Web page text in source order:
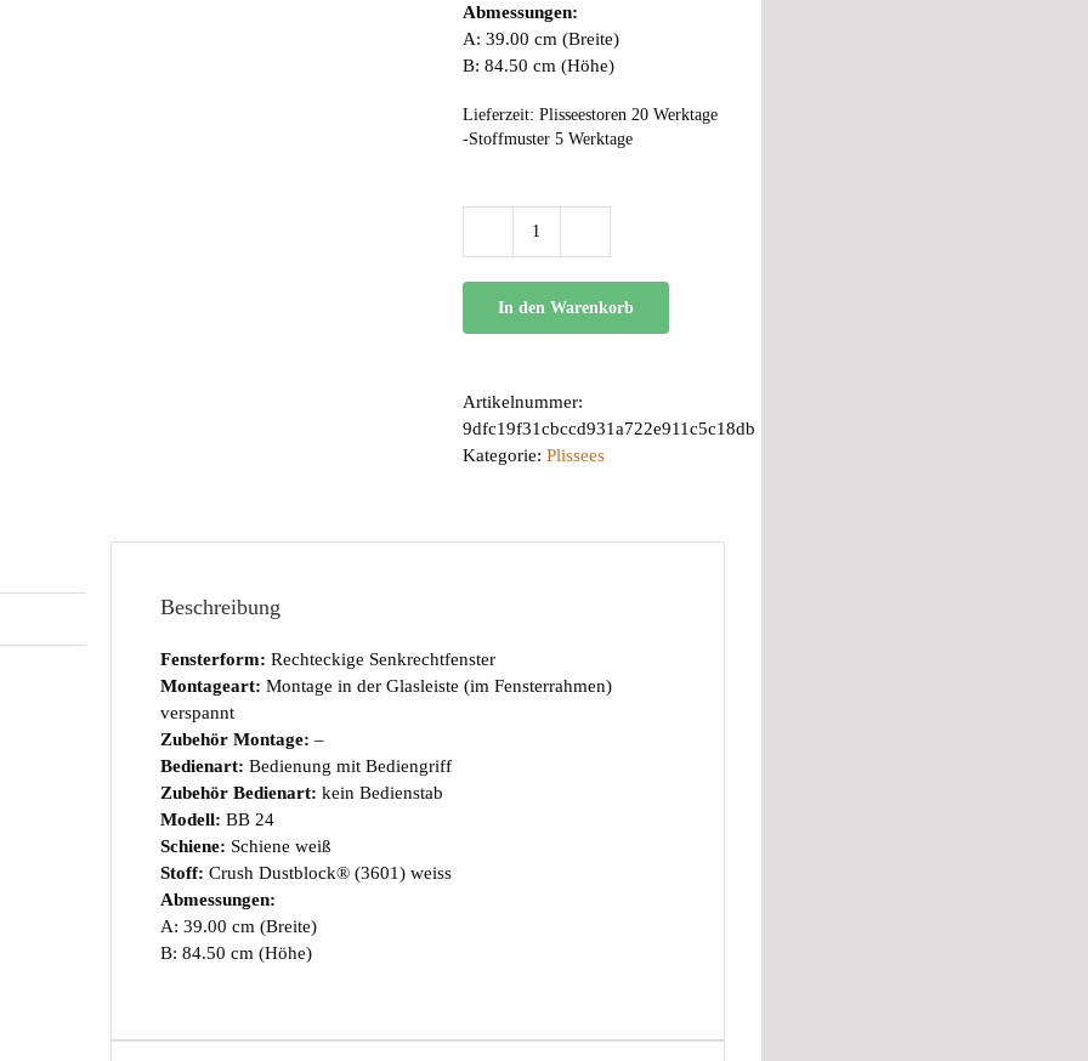
Abmessungen:
A: 39.00 cm (Breite)
B: 84.50 cm (Höhe)
Lieferzeit: Plisseestoren 20 Werktage
-Stoffmuster 5 Werktage
BB
In den Warenkorb
Artikelnummer:
9dfc19f31cbccd931a722e911c5c18db
Kategorie: Plissees
Beschreibung
Fensterform: Rechteckige Senkrechtfenster
Montageart: Montage in der Glasleiste (im Fensterrahmen)
verspannt
Zubehör Montage: –
Bedienart: Bedienung mit Bediengriff
Zubehör Bedienart: kein Bedienstab
Modell: BB 24
Schiene: Schiene weiß
Stoff: Crush Dustblock® (3601) weiss
Abmessungen:
A: 39.00 cm (Breite)
B: 84.50 cm (Höhe)